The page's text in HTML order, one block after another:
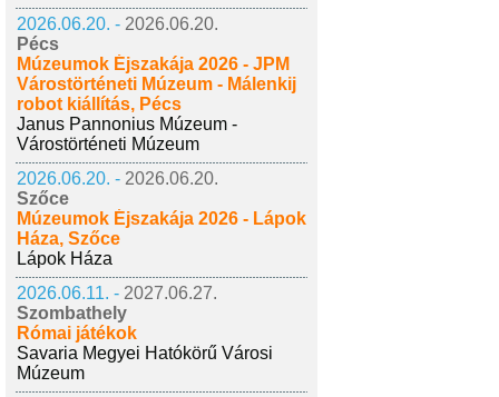
2026.06.20. - 2026.06.20.
Pécs
Múzeumok Éjszakája 2026 - JPM
Várostörténeti Múzeum - Málenkij
robot kiállítás, Pécs
Janus Pannonius Múzeum -
Várostörténeti Múzeum
2026.06.20. - 2026.06.20.
Szőce
Múzeumok Éjszakája 2026 - Lápok
Háza, Szőce
Lápok Háza
2026.06.11. - 2027.06.27.
Szombathely
Római játékok
Savaria Megyei Hatókörű Városi
Múzeum